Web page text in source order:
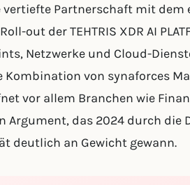
Partnerschaft mit dem
out der TEHTRIS XDR AI
Netzwerke und Cloud-
von synaforces
vor allem Branchen wie
Argument, das 2024 durch die
deutlich an Gewicht gewann.